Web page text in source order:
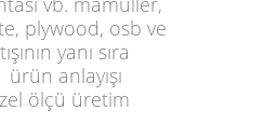
plywood, osb ve
yanı sıra
anlayışı
ölçü üretim